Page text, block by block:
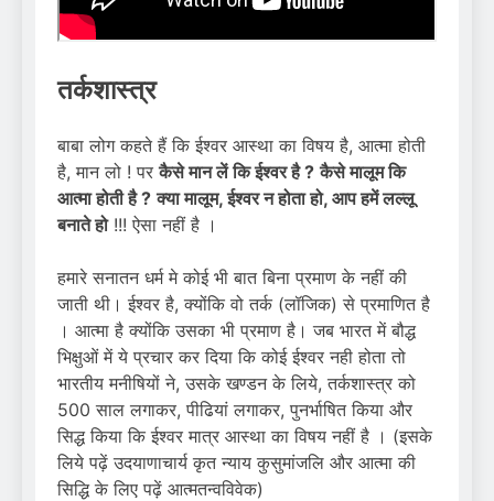
तर्कशास्त्र
बाबा लोग कहते हैं कि ईश्वर आस्था का विषय है, आत्मा होती
है, मान लो ! परकैसे मान लें कि ईश्वर है ? कैसे मालूम कि
आत्मा होती है ? क्या मालूम, ईश्वर न होता हो, आप हमें लल्लू
बनाते हो!!! ऐसा नहीं है ।
हमारे सनातन धर्म मे कोई भी बात बिना प्रमाण के नहीं की
जाती थी। ईश्वर है, क्योंकि वो तर्क (लॉजिक) से प्रमाणित है
। आत्मा है क्योंकि उसका भी प्रमाण है। जब भारत में बौद्ध
भिक्षुओं में ये प्रचार कर दिया कि कोई ईश्वर नही होता तो
भारतीय मनीषियों ने, उसके खण्डन के लिये, तर्कशास्त्र को
500 साल लगाकर, पीढियां लगाकर, पुनर्भाषित किया और
सिद्ध किया कि ईश्वर मात्र आस्था का विषय नहीं है । (इसके
लिये पढ़ें उदयाणाचार्य कृत न्याय कुसुमांजलि और आत्मा की
सिद्धि के लिए पढ़ें आत्मतन्वविवेक)